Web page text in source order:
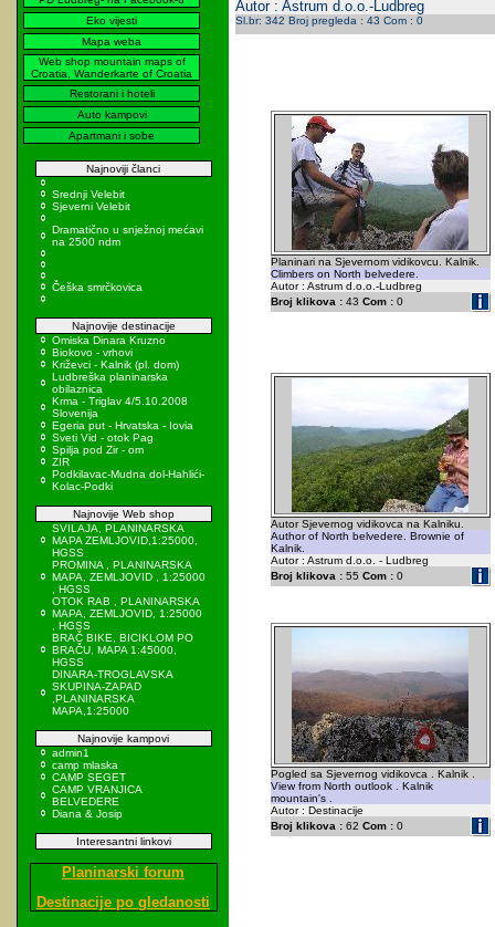
Eko vijesti
Mapa weba
Web shop mountain maps of
Croatia, Wanderkarte of Croatia
Restorani i hoteli
Auto kampovi
Apartmani i sobe
Najnoviji članci
Srednji Velebit
Sjeverni Velebit
Dramatično u snježnoj mećavi
na 2500 ndm
Češka smrčkovica
Najnovije destinacije
Omiska Dinara Kruzno
Biokovo - vrhovi
Križevci - Kalnik (pl. dom)
Ludbreška planinarska
obilaznica
Krma - Triglav 4/5.10.2008
Slovenija
Egeria put - Hrvatska - Iovia
Sveti Vid - otok Pag
Spilja pod Zir - om
ZIR
Podkilavac-Mudna dol-Hahlići-
Kolac-Podki
Najnovije Web shop
SVILAJA, PLANINARSKA
MAPA ZEMLJOVID,1:25000,
HGSS
PROMINA , PLANINARSKA
MAPA, ZEMLJOVID , 1:25000
, HGSS
OTOK RAB , PLANINARSKA
MAPA, ZEMLJOVID, 1:25000
, HGSS
BRAČ BIKE, BICIKLOM PO
BRAČU, MAPA 1:45000,
HGSS
DINARA-TROGLAVSKA
SKUPINA-ZAPAD
,PLANINARSKA
MAPA,1:25000
Najnovije kampovi
admin1
camp mlaska
CAMP SEGET
CAMP VRANJICA
BELVEDERE
Diana & Josip
Interesantni linkovi
Planinarski forum
Destinacije po gledanosti
Autor : Astrum d.o.o.-Ludbreg
Sl.br: 342 Broj pregleda : 43 Com : 0
Planinari na Sjevernom vidikovcu. Kalnik.
Climbers on North belvedere.
Autor : Astrum d.o.o.-Ludbreg
Broj klikova :43 Com :0
Autor Sjevernog vidikovca na Kalniku.
Author of North belvedere. Brownie of
Kalnik.
Autor : Astrum d.o.o. - Ludbreg
Broj klikova :55 Com :0
Pogled sa Sjevernog vidikovca . Kalnik .
View from North outlook . Kalnik
mountain's .
Autor : Destinacije
Broj klikova :62 Com :0